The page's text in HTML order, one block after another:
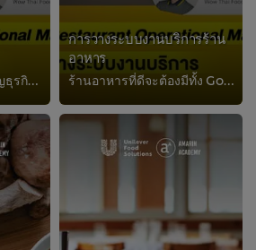
“ระบบครัว” หัวใจสำคัญธุรกิจร้านอาหาร เพิ่มประสิทธิภาพ ลดปัญหาในการทำงาน ทำความรู้จักรูปแบบร้านอาหารประเภทต่าง ๆ และความสำคัญของ...
การวางระบบงานบริการร้าน
อาหาร
ร้านอาหารที่ดีจะต้องมีทั้ง Good Food และ Good Service สร้างความประทับใจให้กับลูกค้า เปลี่ยนขาจร ให้กลายมาเป็นลูกค้าประจำ เรียนร...